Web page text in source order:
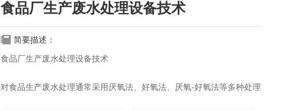
食品厂生产废水处理设备技术
简要描述：
食品厂生产废水处理设备技术
对食品生产废水处理通常采用厌氧法、好氧法、厌氧-好氧法等多种处理